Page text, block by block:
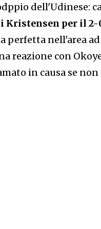
dell'Udinese:
Kristensen per il 2-
perfetta nell'area
reazione con
in causa se